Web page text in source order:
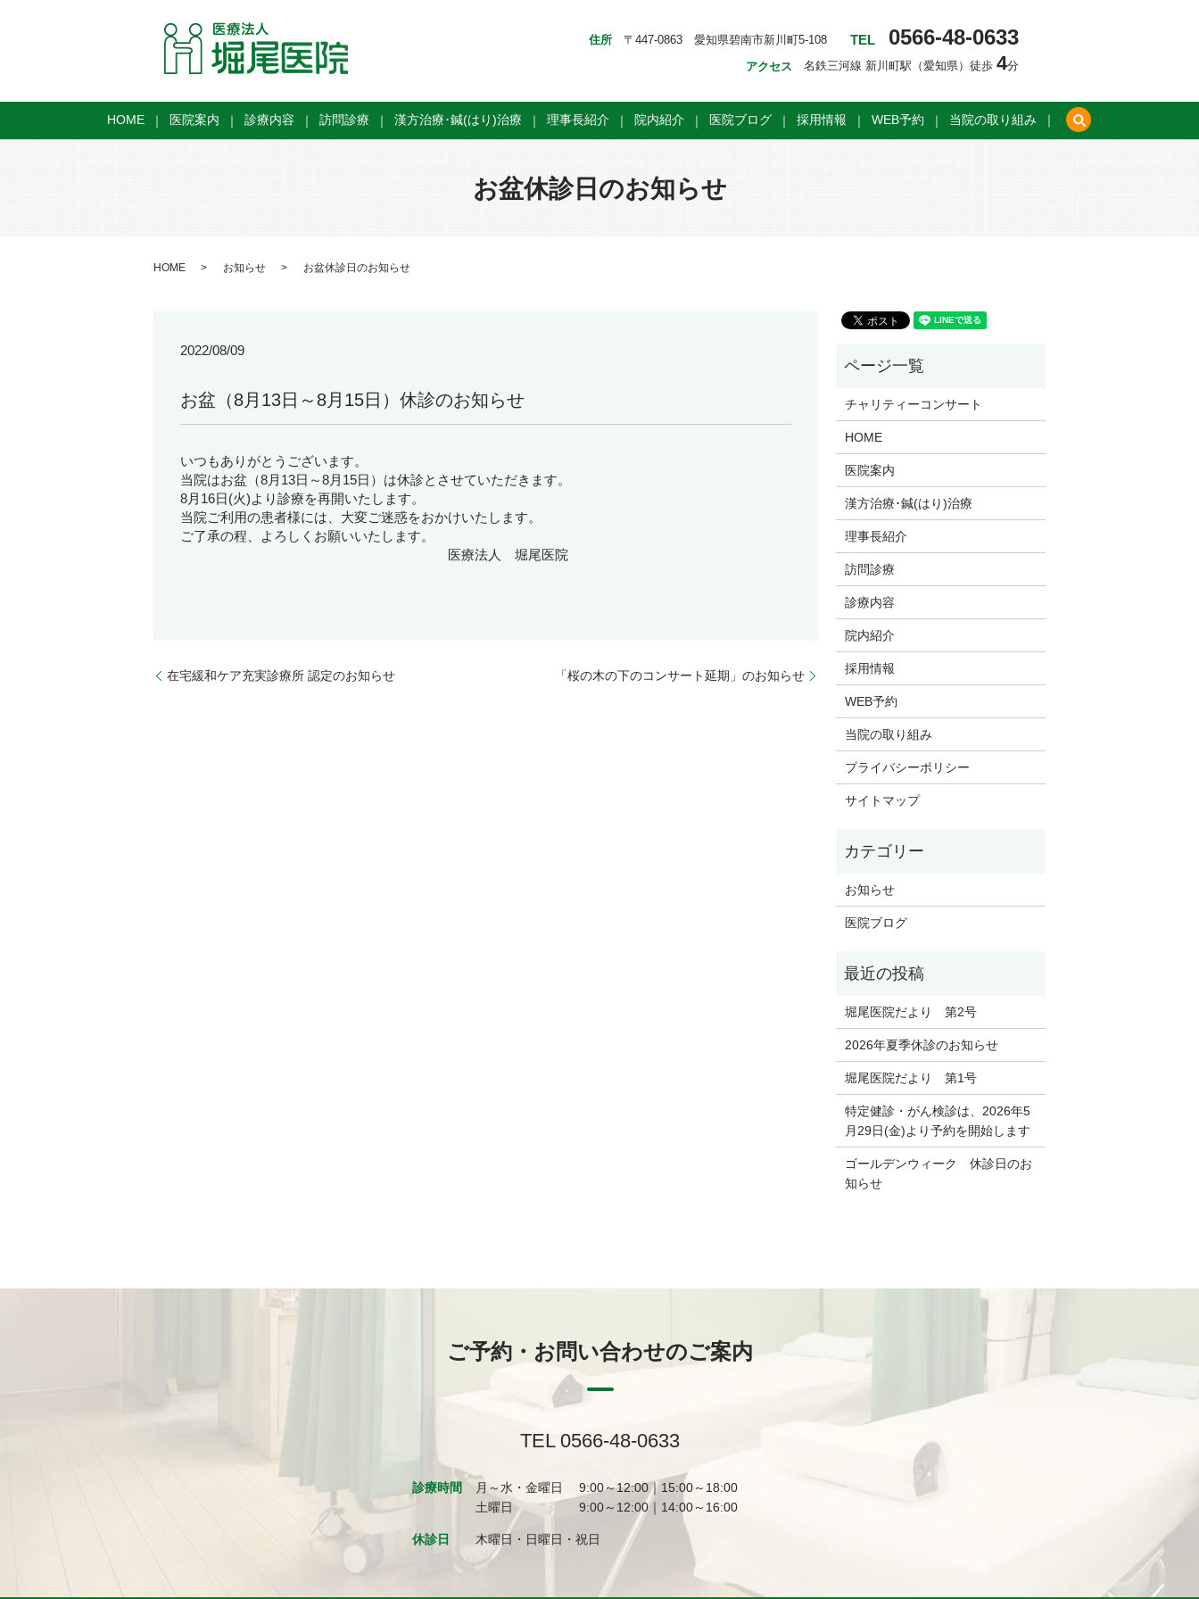
住所 〒447-0863 愛知県碧南市新川町5-108 TEL 0566-48-0633
アクセス 名鉄三河線 新川町駅（愛知県）徒歩 4分
HOME 医院案内 診療内容 訪問診療 漢方治療･鍼(はり)治療 理事長紹介 院内紹介 医院ブログ 採用情報 WEB予約 当院の取り組み
お盆休診日のお知らせ
HOME お知らせ お盆休診日のお知らせ
2022/08/09
お盆（8月13日～8月15日）休診のお知らせ
いつもありがとうございます。
当院はお盆（8月13日～8月15日）は休診とさせていただきます。
8月16日(火)より診療を再開いたします。
当院ご利用の患者様には、大変ご迷惑をおかけいたします。
ご了承の程、よろしくお願いいたします。
医療法人 堀尾医院
在宅緩和ケア充実診療所 認定のお知らせ 「桜の木の下のコンサート延期」のお知らせ
チャリティーコンサート
HOME
医院案内
漢方治療･鍼(はり)治療
理事長紹介
訪問診療
診療内容
院内紹介
採用情報
WEB予約
当院の取り組み
プライバシーポリシー
サイトマップ
お知らせ
医院ブログ
堀尾医院だより 第2号
2026年夏季休診のお知らせ
堀尾医院だより 第1号
特定健診・がん検診は、2026年5
月29日(金)より予約を開始します
ゴールデンウィーク 休診日のお
知らせ
ご予約・お問い合わせのご案内
TEL 0566-48-0633
診療時間 月～水・金曜日
9:00～12:00｜15:00～18:00
土曜日
9:00～12:00｜14:00～16:00
休診日 木曜日・日曜日・祝日